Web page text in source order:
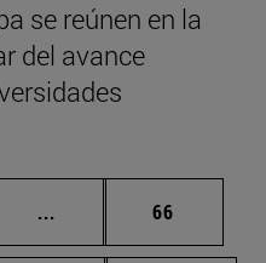
se reúnen en la
del avance
... Páginas intermedias
Página
66